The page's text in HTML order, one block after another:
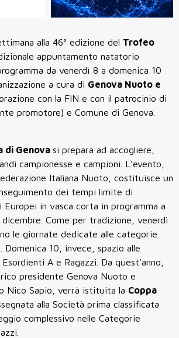
alla 46° edizione del Trofeo
appuntamento natatorio
da venerdì 8 a domenica 10
a cura di Genova Nuoto e
con la FIN e con il patrocinio di
promotore) e Comune di Genova.
di Genova si prepara ad accogliere,
campionesse e campioni. L’evento,
Italiana Nuoto, costituisce un
dei tempi limite di
Europei in vasca corta in programma a
dicembre. Come per tradizione, venerdì
le giornate dedicate alle categorie
Domenica 10, invece, spazio alle
A e Ragazzi. Da quest'anno,
presidente Genova Nuoto e
Nico Sapio, verrà istituita la Coppa
alla Società prima classificata
complessivo nelle Categorie